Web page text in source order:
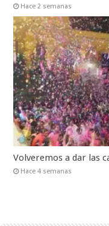
Hace 2 semanas
Volveremos a dar las
Hace 4 semanas